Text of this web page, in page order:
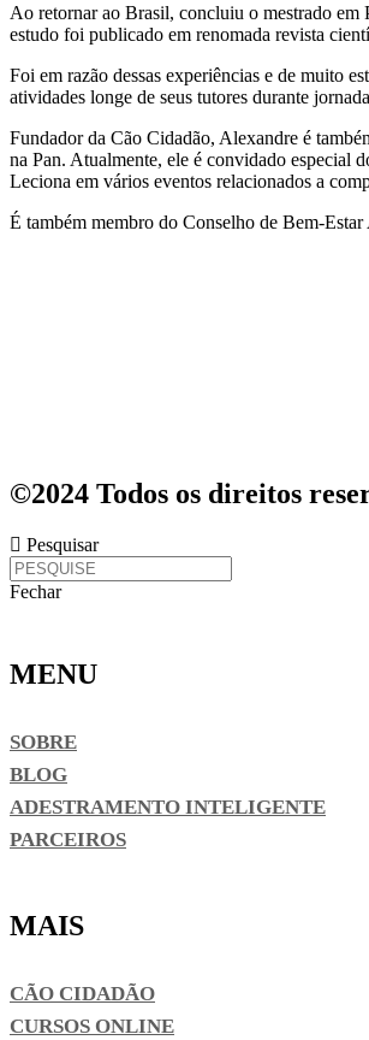
Ao retornar ao Brasil, concluiu o mestrado em
estudo foi publicado em renomada revista
Foi em razão dessas experiências e de muito
atividades longe de seus tutores durante
Fundador da Cão Cidadão, Alexandre é
na Pan. Atualmente, ele é convidado especial
Leciona em vários eventos relacionados a
É também membro do Conselho de Bem-
©2024 Todos os direitos
Pesquisar
Fechar
MENU
SOBRE
BLOG
ADESTRAMENTO INTELIGENTE
PARCEIROS
MAIS
CÃO CIDADÃO
CURSOS ONLINE